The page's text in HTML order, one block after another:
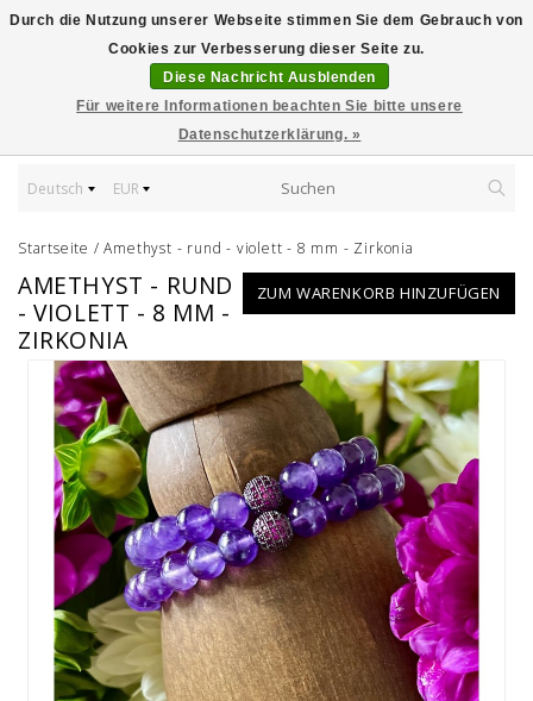
Deutsch EUR
Startseite /Amethyst - rund - violett - 8 mm - Zirkonia
ZUM WARENKORB HINZUFÜGEN
AMETHYST - RUND
- VIOLETT - 8 MM -
ZIRKONIA
Durch die Nutzung unserer Webseite stimmen Sie dem Gebrauch von
Cookies zur Verbesserung dieser Seite zu.
Diese Nachricht Ausblenden
Für weitere Informationen beachten Sie bitte unsere
Datenschutzerklärung. »